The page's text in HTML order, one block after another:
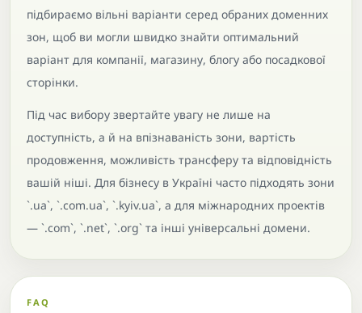
підбираємо вільні варіанти серед обраних доменних
зон, щоб ви могли швидко знайти оптимальний
варіант для компанії, магазину, блогу або посадкової
сторінки.
Під час вибору звертайте увагу не лише на
доступність, а й на впізнаваність зони, вартість
продовження, можливість трансферу та відповідність
вашій ніші. Для бізнесу в Україні часто підходять зони
`.ua`, `.com.ua`, `.kyiv.ua`, а для міжнародних проектів
— `.com`, `.net`, `.org` та інші універсальні домени.
FAQ